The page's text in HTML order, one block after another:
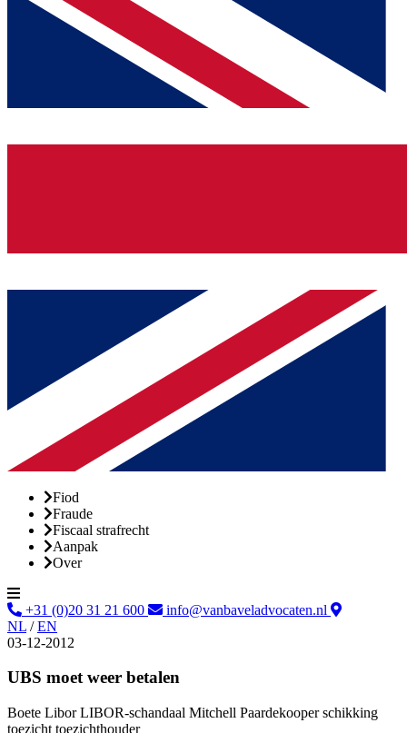
Fiod
Fraude
Fiscaal strafrecht
Aanpak
Over
+31 (0)20 31 21 600
info@vanbaveladvocaten.nl
NL / EN
03-12-2012
UBS moet weer betalen
Boete Libor LIBOR-schandaal Mitchell Paardekooper schikking
toezicht toezichthouder